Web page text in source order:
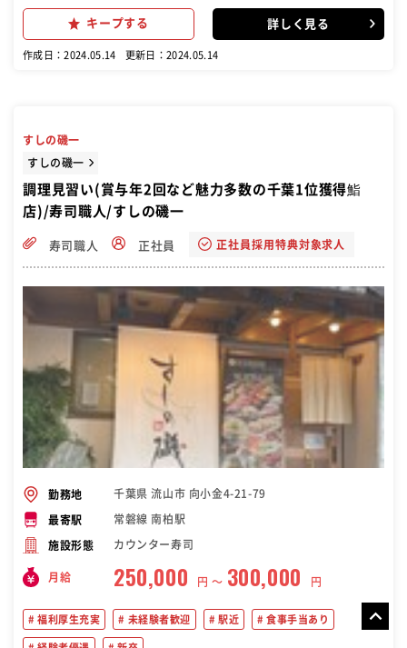
キープする 詳しく見る
作成日：2024.05.14 更新日：2024.05.14
すしの磯一
すしの磯一
調理見習い(賞与年2回など魅力多数の千葉1位獲得鮨
店)/寿司職人/すしの磯一
寿司職人 正社員 正社員採用特典対象求人
勤務地 千葉県 流山市 向小金4-21-79
最寄駅 常磐線 南柏駅
施設形態 カウンター寿司
月給 250,000 円 〜 300,000 円
福利厚生充実 未経験者歓迎 駅近 食事手当あり